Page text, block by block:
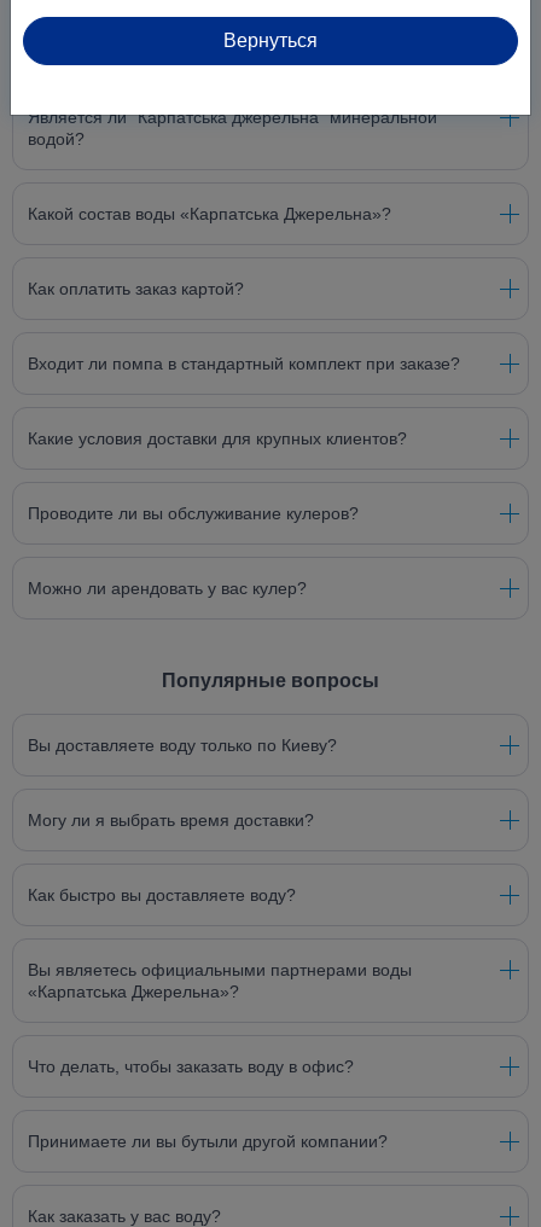
Как хранить бутилированную воду?
Является ли "Карпатська джерельна" минеральной
водой?
Какой состав воды «Карпатська Джерельна»?
Как оплатить заказ картой?
Входит ли помпа в стандартный комплект при заказе?
Какие условия доставки для крупных клиентов?
Проводите ли вы обслуживание кулеров?
Можно ли арендовать у вас кулер?
Популярные вопросы
Вы доставляете воду только по Киеву?
Могу ли я выбрать время доставки?
Как быстро вы доставляете воду?
Вы являетесь официальными партнерами воды
«Карпатська Джерельна»?
Что делать, чтобы заказать воду в офис?
Принимаете ли вы бутыли другой компании?
Как заказать у вас воду?
Вернуться